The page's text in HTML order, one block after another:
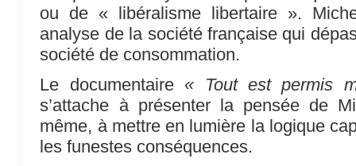
ou de « libéralisme libertaire ».
analyse de la société française qui
société de consommation.
Le documentaire « Tout est permis
s’attache à présenter la pensée de
même, à mettre en lumière la logique
les funestes conséquences.